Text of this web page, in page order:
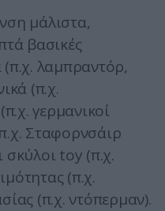
μάλιστα,
βασικές
(π.χ. λαμπραντόρ,
(π.χ.
γερμανικοί
Σταφορνσάιρ
σκύλοι toy (π.χ.
(π.χ.
(π.χ. ντόπερμαν).